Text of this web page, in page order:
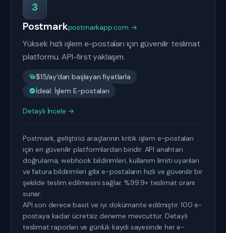
3
Postmarkpostmarkapp.com →
Yüksek hızlı işlem e-postaları için güvenilir teslimat
platformu. API-first yaklaşım.
$15/ay'dan başlayan fiyatlarla
İdeal: İşlem E-postaları
Detaylı İncele →
Postmark, geliştirici araçlarının kritik işlem e-postaları
için en güvenilir platformlardan biridir. API anahtarı
doğrulama, webhook bildirimleri, kullanım limiti uyarıları
ve fatura bildirimleri gibi e-postaların hızlı ve güvenilir bir
şekilde teslim edilmesini sağlar. %99.9+ teslimat oranı
sunar.
API son derece basit ve iyi dokümante edilmiştir. 100 e-
postaya kadar ücretsiz deneme mevcuttur. Detaylı
teslimat raporları ve günlük kaydı sayesinde her e-